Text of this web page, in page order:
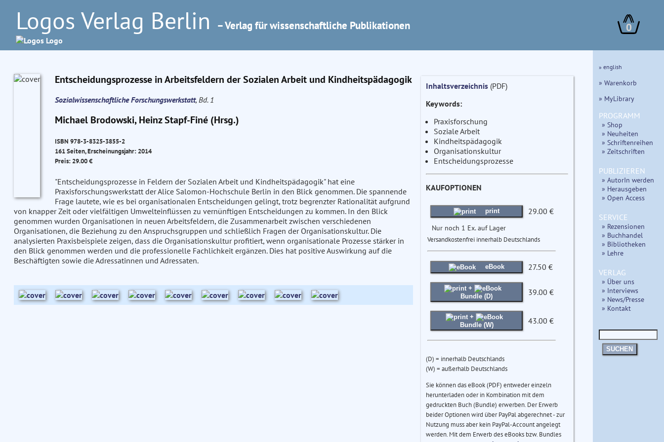
Logos Verlag Berlin – Verlag für wissenschaftliche Publikationen 0
Entscheidungsprozesse in Arbeitsfeldern der Sozialen Arbeit und Kindheitspädagogik
Sozialwissenschaftliche Forschungswerkstatt, Bd. 1
Michael Brodowski, Heinz Stapf-Finé (Hrsg.)
ISBN 978-3-8325-3855-2
161 Seiten, Erscheinungsjahr: 2014
Preis: 29.00 €
"Entscheidungsprozesse in Feldern der Sozialen Arbeit und Kindheitspädagogik" hat eine
Praxisforschungswerkstatt der Alice Salomon-Hochschule Berlin in den Blick genommen. Die spannende
Frage lautete, wie es bei organisationalen Entscheidungen gelingt, trotz begrenzter Rationalität aufgrund
von knapper Zeit oder vielfältigen Umwelteinflüssen zu vernünftigen Entscheidungen zu kommen. In den Blick
genommen wurden Organisationen in neuen Arbeitsfeldern, die Zusammenarbeit zwischen verschiedenen
Organisationen, die Beziehung zu den Anspruchsgruppen und schließlich Fragen der Organisationskultur. Die
analysierten Praxisbeispiele zeigen, dass die Organisationskultur profitiert, wenn organisationale Prozesse stärker in
den Blick genommen werden und die professionelle Fachlichkeit ergänzen. Dies hat positive Auswirkung auf die
Beschäftigten sowie die Adressatinnen und Adressaten.
Inhaltsverzeichnis(PDF)
Keywords:
Praxisforschung
Soziale Arbeit
Kindheitspädagogik
Organisationskultur
Entscheidungsprozesse
KAUFOPTIONEN
print 29.00 €
Nur noch 1 Ex. auf Lager
Versandkostenfrei innerhalb Deutschlands
eBook 27.50 €
+
Bundle (D)
39.00 €
+
Bundle (W)
43.00 €
(D) = innerhalb Deutschlands
(W) = außerhalb Deutschlands
Sie können das eBook (PDF) entweder einzeln
herunterladen oder in Kombination mit dem
gedruckten Buch (Bundle) erwerben. Der Erwerb
beider Optionen wird über PayPal abgerechnet - zur
Nutzung muss aber kein PayPal-Account angelegt
werden. Mit dem Erwerb des eBooks bzw. Bundles
» english
» Warenkorb
» MyLibrary
PROGRAMM
» Shop
» Neuheiten
» Schriftenreihen
» Zeitschriften
PUBLIZIEREN
» AutorIn werden
» Herausgeben
» Open Access
SERVICE
» Rezensionen
» Buchhandel
» Bibliotheken
» Lehre
VERLAG
» Über uns
» Interviews
» News/Presse
» Kontakt
SUCHEN